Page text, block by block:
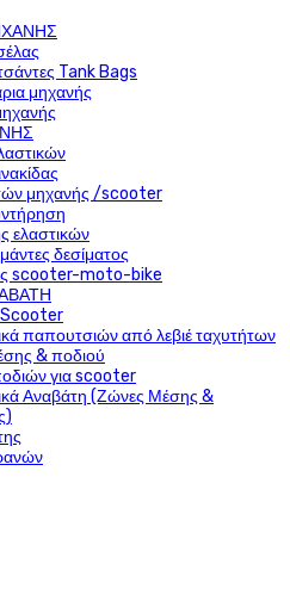
Tank Bags
μηχανής
μηχανής /scooter
ελαστικών
δεσίματος
scooter-moto-bike
Scooter
παπουτσιών από λεβιέ ταχυτήτων
& ποδιού
για scooter
Αναβάτη (Ζώνες Μέσης &